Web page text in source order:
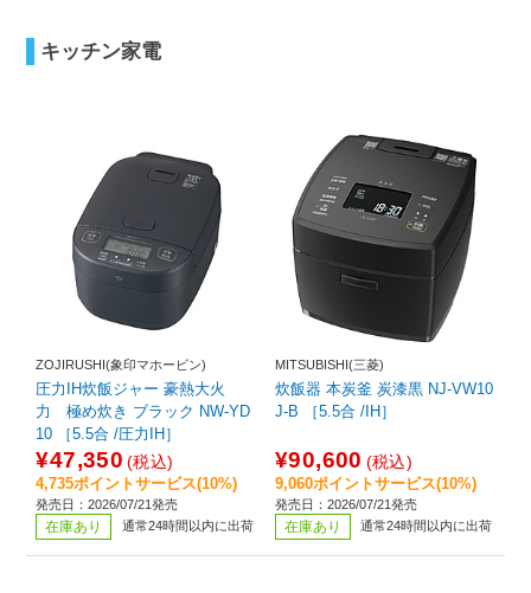
キッチン家電
ZOJIRUSHI(象印マホービン)
圧力IH炊飯ジャー 豪熱大火
力 極め炊き ブラック NW-YD
10 ［5.5合 /圧力IH］
¥47,350 (税込)
4,735ポイントサービス(10%)
発売日：2026/07/21発売
在庫あり 通常24時間以内に出荷
MITSUBISHI(三菱)
炊飯器 本炭釜 炭漆黒 NJ-VW10
J-B ［5.5合 /IH］
¥90,600 (税込)
9,060ポイントサービス(10%)
発売日：2026/07/21発売
在庫あり 通常24時間以内に出荷